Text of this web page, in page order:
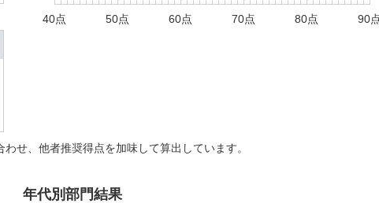
40点 50点 60点 70点 80点 90
せ、他者推奨得点を加味して算出しています。
年代別部門結果